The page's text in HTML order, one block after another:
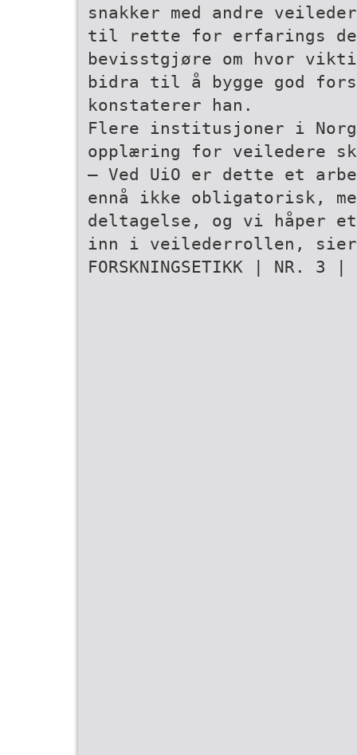
snakker med andre
til rette for erfarings­
bevisstgjøre om hvor
bidra til å bygge god
konstaterer han.
Flere institusjoner i
opplæring for veiledere
– Ved UiO er dette et
ennå ikke obligatorisk,
deltagelse, og vi håper
inn i veilederrollen, sier
FORSKNINGSETIKK | NR. 3